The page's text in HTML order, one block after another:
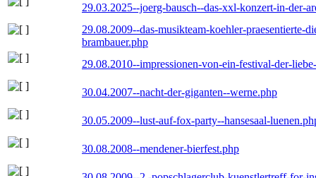
29.03.2025--joerg-bausch--das-xxl-konzert-in-der-
29.08.2009--das-musikteam-koehler-praesentierte-
brambauer.php
29.08.2010--impressionen-von-ein-festival-der-
30.04.2007--nacht-der-giganten--werne.php
30.05.2009--lust-auf-fox-party--hansesaal-
30.08.2008--mendener-bierfest.php